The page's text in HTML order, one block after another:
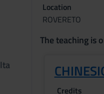
Location
ROVERETO
The teaching is
Credits